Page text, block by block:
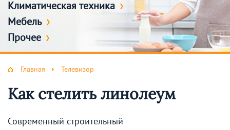
Климатическая техника
Мебель
Прочее
Главная Телевизор
Как стелить линолеум
Современный строительный